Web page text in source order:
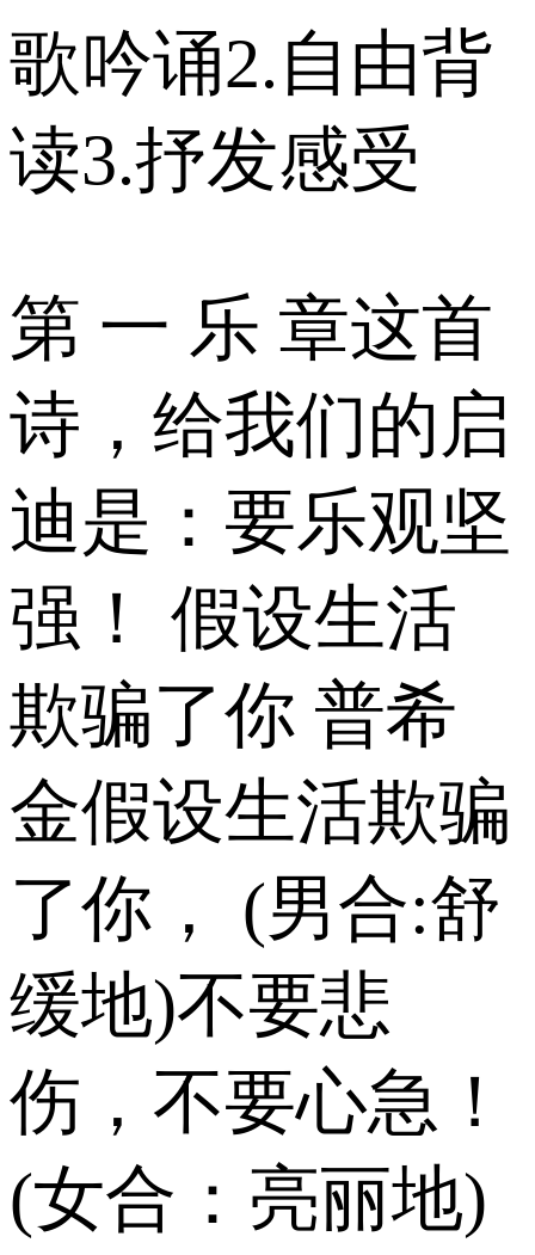
歌吟诵2.自由背
读3.抒发感受
第 一 乐 章这首
诗，给我们的启
迪是：要乐观坚
强！ 假设生活
欺骗了你 普希
金假设生活欺骗
了你， (男合:舒
缓地)不要悲
伤，不要心急！
(女合：亮丽地)